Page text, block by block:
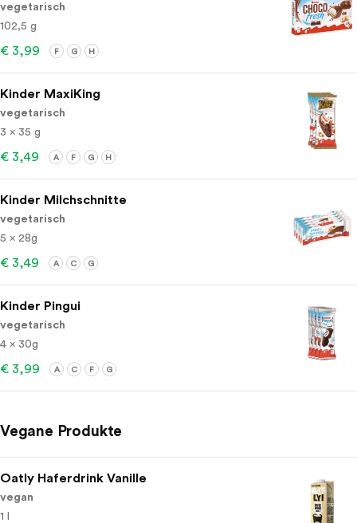
vegetarisch
102,5 g
€ 3,99 F G H
Kinder MaxiKing
vegetarisch
3 x 35 g
€ 3,49 A F G H
Kinder Milchschnitte
vegetarisch
5 x 28g
€ 3,49 A C G
Kinder Pingui
vegetarisch
4 x 30g
€ 3,99 A C F G
Vegane Produkte
Oatly Haferdrink Vanille
vegan
1 l